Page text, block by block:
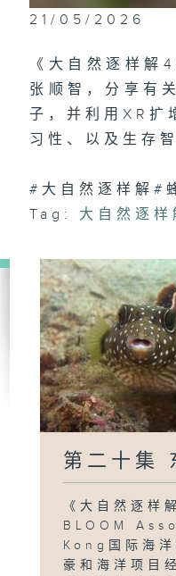
21/05/2026
《大自然逐样解
张顺智，分享有
子，并利用XR扩
习性、以及生存智
#大自然逐样解#
Tag:
大自然逐样
第二十集
《大自然逐样
BLOOM
Kong国际海洋
豪和海洋项目